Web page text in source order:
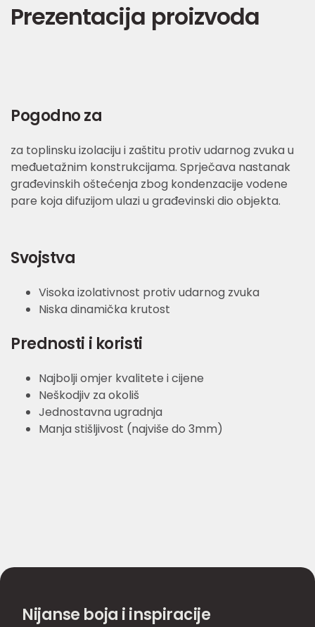
Prezentacija proizvoda
Pogodno za
za toplinsku izolaciju i zaštitu protiv udarnog zvuka u
međuetažnim konstrukcijama. Sprječava nastanak
građevinskih oštećenja zbog kondenzacije vodene
pare koja difuzijom ulazi u građevinski dio objekta.
Svojstva
Visoka izolativnost protiv udarnog zvuka
Niska dinamička krutost
Prednosti i koristi
Najbolji omjer kvalitete i cijene
Neškodjiv za okoliš
Jednostavna ugradnja
Manja stišljivost (najviše do 3mm)
Nijanse boja i inspiracije